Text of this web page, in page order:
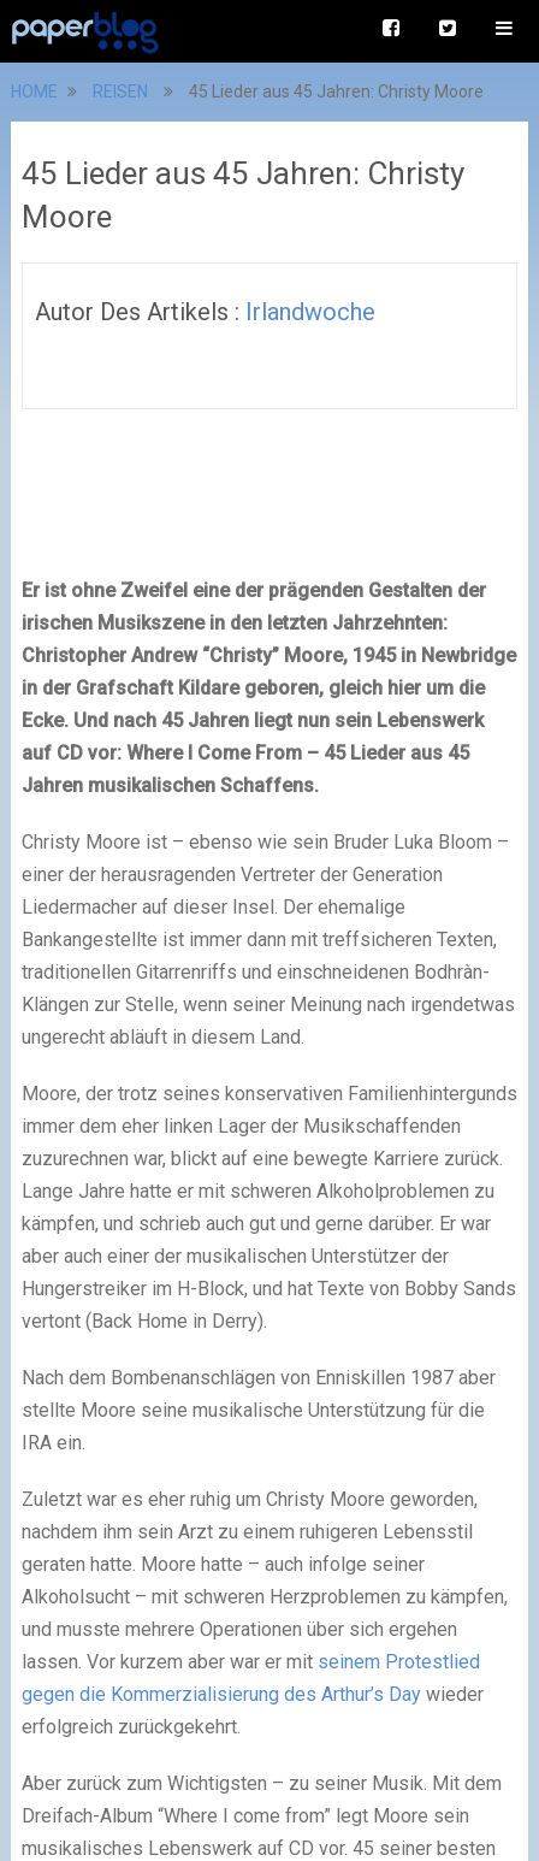
HOME REISEN 45 Lieder aus 45 Jahren: Christy Moore
45 Lieder aus 45 Jahren: Christy
Moore
Autor Des Artikels : Irlandwoche
Er ist ohne Zweifel eine der prägenden Gestalten der
irischen Musikszene in den letzten Jahrzehnten:
Christopher Andrew “Christy” Moore, 1945 in Newbridge
in der Grafschaft Kildare geboren, gleich hier um die
Ecke. Und nach 45 Jahren liegt nun sein Lebenswerk
auf CD vor: Where I Come From – 45 Lieder aus 45
Jahren musikalischen Schaffens.
Christy Moore ist – ebenso wie sein Bruder Luka Bloom –
einer der herausragenden Vertreter der Generation
Liedermacher auf dieser Insel. Der ehemalige
Bankangestellte ist immer dann mit treffsicheren Texten,
traditionellen Gitarrenriffs und einschneidenen Bodhràn-
Klängen zur Stelle, wenn seiner Meinung nach irgendetwas
ungerecht abläuft in diesem Land.
Moore, der trotz seines konservativen Familienhintergunds
immer dem eher linken Lager der Musikschaffenden
zuzurechnen war, blickt auf eine bewegte Karriere zurück.
Lange Jahre hatte er mit schweren Alkoholproblemen zu
kämpfen, und schrieb auch gut und gerne darüber. Er war
aber auch einer der musikalischen Unterstützer der
Hungerstreiker im H-Block, und hat Texte von Bobby Sands
vertont (Back Home in Derry).
Nach dem Bombenanschlägen von Enniskillen 1987 aber
stellte Moore seine musikalische Unterstützung für die
IRA ein.
Zuletzt war es eher ruhig um Christy Moore geworden,
nachdem ihm sein Arzt zu einem ruhigeren Lebensstil
geraten hatte. Moore hatte – auch infolge seiner
Alkoholsucht – mit schweren Herzproblemen zu kämpfen,
und musste mehrere Operationen über sich ergehen
lassen. Vor kurzem aber war er mit seinem Protestlied
gegen die Kommerzialisierung des Arthur’s Day wieder
erfolgreich zurückgekehrt.
Aber zurück zum Wichtigsten – zu seiner Musik. Mit dem
Dreifach-Album “Where I come from” legt Moore sein
musikalisches Lebenswerk auf CD vor. 45 seiner besten